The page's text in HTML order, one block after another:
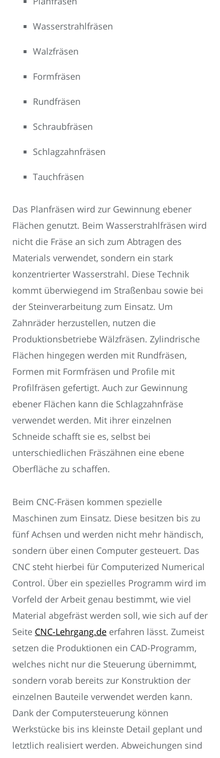
Wasserstrahlfräsen
Walzfräsen
Formfräsen
Rundfräsen
Schraubfräsen
Schlagzahnfräsen
Tauchfräsen
Das Planfräsen wird zur Gewinnung ebener
Flächen genutzt. Beim Wasserstrahlfräsen wird
nicht die Fräse an sich zum Abtragen des
Materials verwendet, sondern ein stark
konzentrierter Wasserstrahl. Diese Technik
kommt überwiegend im Straßenbau sowie bei
der Steinverarbeitung zum Einsatz. Um
Zahnräder herzustellen, nutzen die
Produktionsbetriebe Wälzfräsen. Zylindrische
Flächen hingegen werden mit Rundfräsen,
Formen mit Formfräsen und Profile mit
Profilfräsen gefertigt. Auch zur Gewinnung
ebener Flächen kann die Schlagzahnfräse
verwendet werden. Mit ihrer einzelnen
Schneide schafft sie es, selbst bei
unterschiedlichen Fräszähnen eine ebene
Oberfläche zu schaffen.
Beim CNC-Fräsen kommen spezielle
Maschinen zum Einsatz. Diese besitzen bis zu
fünf Achsen und werden nicht mehr händisch,
sondern über einen Computer gesteuert. Das
CNC steht hierbei für Computerized Numerical
Control. Über ein spezielles Programm wird im
Vorfeld der Arbeit genau bestimmt, wie viel
Material abgefräst werden soll, wie sich auf der
Seite CNC-Lehrgang.de erfahren lässt. Zumeist
setzen die Produktionen ein CAD-Programm,
welches nicht nur die Steuerung übernimmt,
sondern vorab bereits zur Konstruktion der
einzelnen Bauteile verwendet werden kann.
Dank der Computersteuerung können
Werkstücke bis ins kleinste Detail geplant und
letztlich realisiert werden. Abweichungen sind